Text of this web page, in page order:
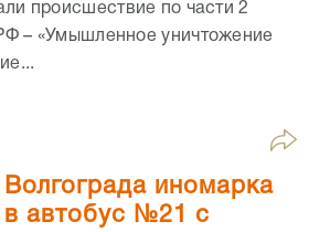
происшествие по части 2
– «Умышленное уничтожение
иномарка
в автобус №21 с